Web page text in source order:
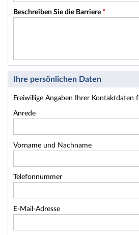
Beschreiben Sie die Barriere *
Ihre persönlichen Daten
Freiwillige Angaben Ihrer Kontaktdaten
Anrede
Vorname und Nachname
Telefonnummer
E-Mail-Adresse